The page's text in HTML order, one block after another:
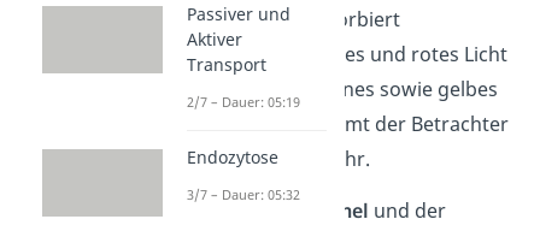
Chlorophyll b
absorbiert
hauptsächlich blaues und rotes Licht
und reflektiert grünes sowie gelbes
Licht. Dadurch nimmt der Betrachter
es alsgelbgrün
wahr.
Seine
Strukturformel und der
Passiver und
Aktiver
Transport
2/7 – Dauer: 05:19
Endozytose
3/7 – Dauer: 05:32